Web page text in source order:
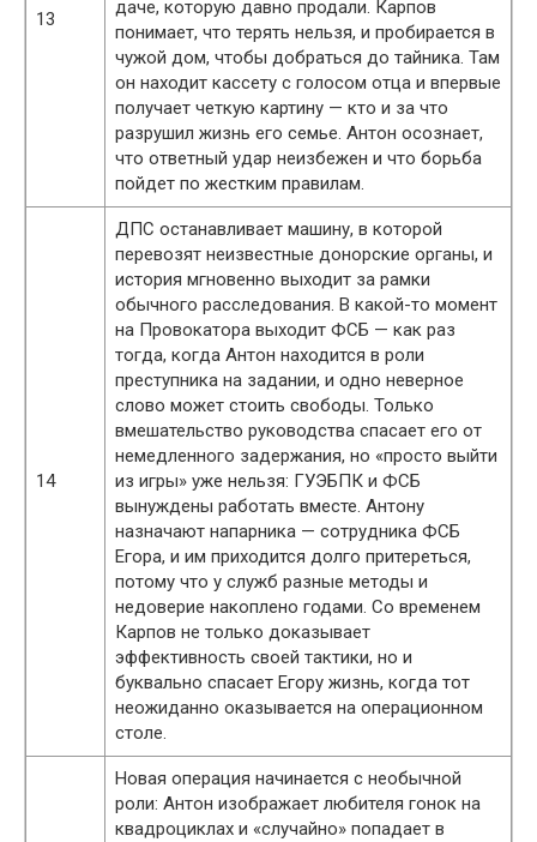
13
даче, которую давно продали. Карпов
понимает, что терять нельзя, и пробирается в
чужой дом, чтобы добраться до тайника. Там
он находит кассету с голосом отца и впервые
получает четкую картину — кто и за что
разрушил жизнь его семье. Антон осознает,
что ответный удар неизбежен и что борьба
пойдет по жестким правилам.
14
ДПС останавливает машину, в которой
перевозят неизвестные донорские органы, и
история мгновенно выходит за рамки
обычного расследования. В какой-то момент
на Провокатора выходит ФСБ — как раз
тогда, когда Антон находится в роли
преступника на задании, и одно неверное
слово может стоить свободы. Только
вмешательство руководства спасает его от
немедленного задержания, но «просто выйти
из игры» уже нельзя: ГУЭБПК и ФСБ
вынуждены работать вместе. Антону
назначают напарника — сотрудника ФСБ
Егора, и им приходится долго притереться,
потому что у служб разные методы и
недоверие накоплено годами. Со временем
Карпов не только доказывает
эффективность своей тактики, но и
буквально спасает Егору жизнь, когда тот
неожиданно оказывается на операционном
столе.
Новая операция начинается с необычной
роли: Антон изображает любителя гонок на
квадроциклах и «случайно» попадает в